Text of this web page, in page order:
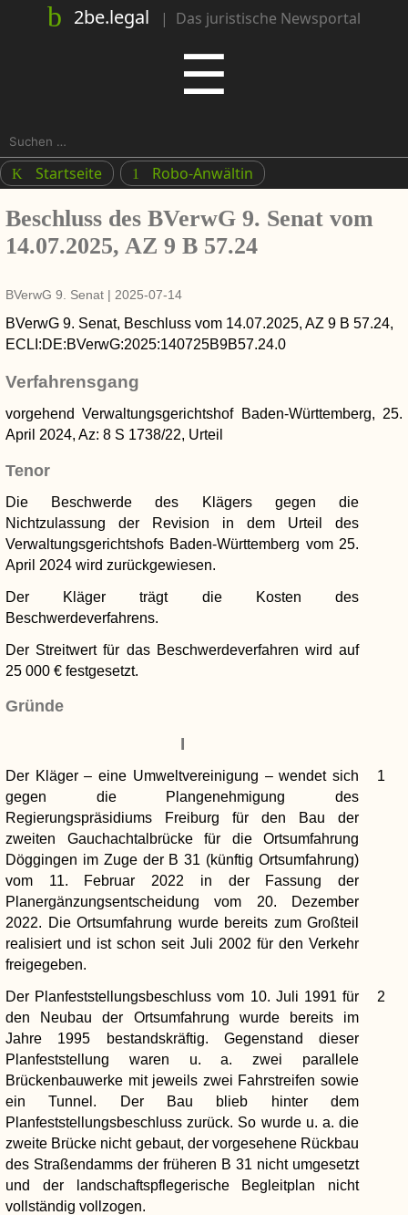
2be.legal | Das juristische Newsportal
☰
Suchen
nach:
K Startseite 1 Robo-Anwältin
Beschluss des BVerwG 9. Senat vom
14.07.2025, AZ 9 B 57.24
BVerwG 9. Senat | 2025-07-14
BVerwG 9. Senat, Beschluss vom 14.07.2025, AZ 9 B 57.24,
ECLI:DE:BVerwG:2025:140725B9B57.24.0
Verfahrensgang
vorgehend Verwaltungsgerichtshof Baden-Württemberg, 25.
April 2024, Az: 8 S 1738/22, Urteil
Tenor
Die Beschwerde des Klägers gegen die
Nichtzulassung der Revision in dem Urteil des
Verwaltungsgerichtshofs Baden-Württemberg vom 25.
April 2024 wird zurückgewiesen.
Der Kläger trägt die Kosten des
Beschwerdeverfahrens.
Der Streitwert für das Beschwerdeverfahren wird auf
25 000 € festgesetzt.
Gründe
I
1
Der Kläger – eine Umweltvereinigung – wendet sich
gegen die Plangenehmigung des
Regierungspräsidiums Freiburg für den Bau der
zweiten Gauchachtalbrücke für die Ortsumfahrung
Döggingen im Zuge der B 31 (künftig Ortsumfahrung)
vom 11. Februar 2022 in der Fassung der
Planergänzungsentscheidung vom 20. Dezember
2022. Die Ortsumfahrung wurde bereits zum Großteil
realisiert und ist schon seit Juli 2002 für den Verkehr
freigegeben.
2
Der Planfeststellungsbeschluss vom 10. Juli 1991 für
den Neubau der Ortsumfahrung wurde bereits im
Jahre 1995 bestandskräftig. Gegenstand dieser
Planfeststellung waren u. a. zwei parallele
Brückenbauwerke mit jeweils zwei Fahrstreifen sowie
ein Tunnel. Der Bau blieb hinter dem
Planfeststellungsbeschluss zurück. So wurde u. a. die
zweite Brücke nicht gebaut, der vorgesehene Rückbau
des Straßendamms der früheren B 31 nicht umgesetzt
und der landschaftspflegerische Begleitplan nicht
vollständig vollzogen.